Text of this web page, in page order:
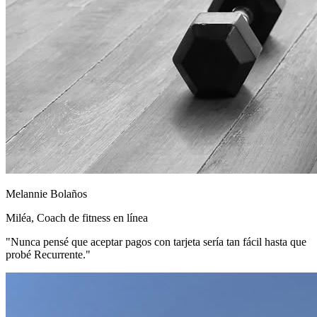
Melannie Bolaños
Miléa, Coach de fitness en línea
"Nunca pensé que aceptar pagos con tarjeta sería tan fácil hasta que
probé Recurrente."